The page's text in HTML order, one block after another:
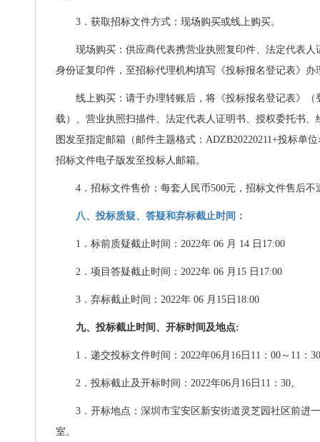
3 ．获取招标文件方式：现场购买或线上购买。
现场购买：供应商代表携营业执照复印件、法定代表
身份证复印件，至招标代理机构填写《投标报名登记表》办
线上购买：请于办理转账后，将《投标报名登记表》
载）、营业执照扫描件、法定代表人证明书、授权委托书
图发至指定邮箱（邮件主题格式： ADZB20220211+投标单
招标文件电子版发至投标人邮箱。
4 ．招标文件售价：每套人民币500元，招标文件售后不
八、投标质疑、答疑和弃标截止时间：
1 ．标前质疑截止时间： 2022年 06 月 14 日 17:00
2 ．项目答疑截止时间： 2022年 06 月 15 日 17:00
3 ．弃标截止时间： 2022年 06 月 15 日 18:00
九、投标截止时间、开标时间及地点:
1 ．递交投标文件时间： 2022年06月 16 日 11 ： 00 ～ 11 ： 30
2 ．投标截止及开标时间： 2022年06月 16 日 11 ： 30。
3 ．开标地点：深圳市宝安区新安街道灵芝园社区前进
室。